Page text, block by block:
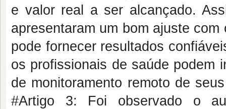
e valor real a ser alcançado.
apresentaram um bom ajuste
pode fornecer resultados
os profissionais de saúde podem
de monitoramento remoto de
#Artigo 3: Foi observado o